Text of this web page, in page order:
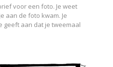
voor een foto. Je weet
aan de foto kwam. Je
geeft aan dat je tweemaal